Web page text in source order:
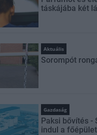
táskájába két
Aktuális
Sorompót
Gazdaság
Paksi bővítés -
indul a